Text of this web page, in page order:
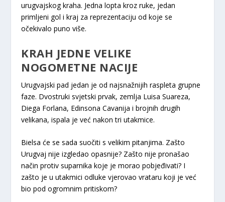
urugvajskog kraha. Jedna lopta kroz ruke, jedan
primljeni gol i kraj za reprezentaciju od koje se
očekivalo puno više.
KRAH JEDNE VELIKE
NOGOMETNE NACIJE
Urugvajski pad jedan je od najsnažnijih raspleta grupne
faze. Dvostruki svjetski prvak, zemlja Luisa Suareza,
Diega Forlana, Edinsona Cavanija i brojnih drugih
velikana, ispala je već nakon tri utakmice.
Bielsa će se sada suočiti s velikim pitanjima. Zašto
Urugvaj nije izgledao opasnije? Zašto nije pronašao
način protiv suparnika koje je morao pobjeđivati? I
zašto je u utakmici odluke vjerovao vrataru koji je već
bio pod ogromnim pritiskom?